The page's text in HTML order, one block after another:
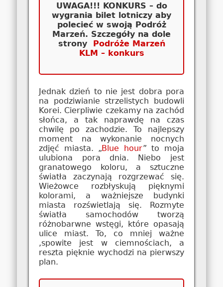
UWAGA!!! KONKURS – do
wygrania bilet lotniczy aby
polecieć w swoją Podróż
Marzeń. Szczegóły na dole
strony
Podróże Marzeń
KLM – konkurs
Jednak dzień to nie jest dobra pora
na podziwianie strzelistych budowli
Korei. Cierpliwie czekamy na zachód
słońca, a tak naprawdę na czas
chwilę po zachodzie. To najlepszy
moment na wykonanie nocnych
zdjęć miasta. „Blue hour” to moja
ulubiona pora dnia. Niebo jest
granatowego koloru, a sztuczne
światła zaczynają rozgrzewać się.
Wieżowce rozbłyskują pięknymi
kolorami, a ważniejsze budynki
miasta rozświetlają się. Rozmyte
światła samochodów tworzą
różnobarwne wstęgi, które opasają
ulice miast. To, co mniej ważne
,spowite jest w ciemnościach, a
reszta pięknie wychodzi na pierwszy
plan.